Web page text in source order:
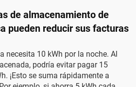
de almacenamiento de
pueden reducir sus facturas
necesita 10 kWh por la noche. Al
podría evitar pagar 15
¡Esto se suma rápidamente a